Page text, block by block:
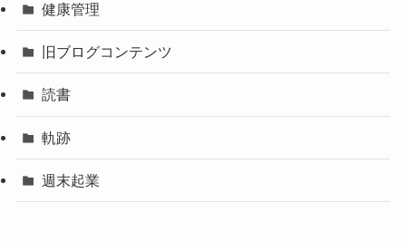
健康管理
旧ブログコンテンツ
読書
軌跡
週末起業